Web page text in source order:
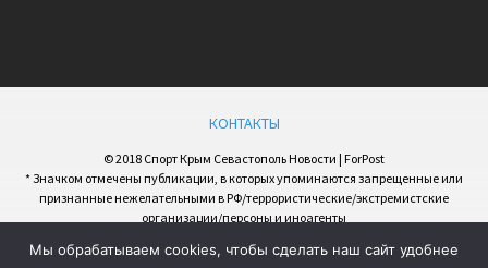
КОНТАКТЫ
© 2018 Спорт Крым Севастополь Новости | ForPost
* Значком отмечены публикации, в которых упоминаются запрещенные или
признанные нежелательными в РФ/террористические/экстремистские
организации/персоны и иноагенты
Мы обрабатываем cookies, чтобы сделать наш сайт удобнее